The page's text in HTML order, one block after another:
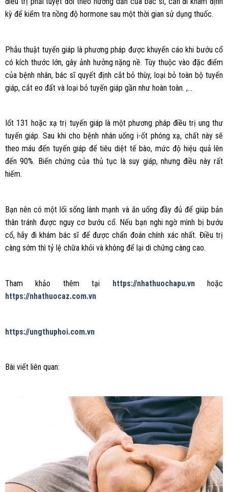
kỳ để kiểm tra nồng độ hormone sau một thời gian sử dụng thuốc.
Phẫu thuật tuyến giáp là phương pháp được khuyến cáo khi bướu cổ
có kích thước lớn, gây ảnh hưởng nặng nề. Tùy thuộc vào đặc điểm
của bệnh nhân, bác sĩ quyết định cắt bỏ thùy, loại bỏ toàn bộ tuyến
giáp, cắt eo đất và loại bỏ tuyến giáp gần như hoàn toàn. ,…
Iốt 131 hoặc xạ trị tuyến giáp là một phương pháp điều trị ung thư
tuyến giáp. Sau khi cho bệnh nhân uống i-ốt phóng xạ, chất này sẽ
theo máu đến tuyến giáp để tiêu diệt tế bào, mức độ hiệu quả lên
đến 90%. Biến chứng của thủ tục là suy giáp, nhưng điều này rất
hiếm.
Bạn nên có một lối sống lành mạnh và ăn uống đầy đủ để giúp bản
thân tránh được nguy cơ bướu cổ. Nếu bạn nghi ngờ mình bị bướu
cổ, hãy đi khám bác sĩ để được chẩn đoán chính xác nhất. Điều trị
càng sớm thì tỷ lệ chữa khỏi và không để lại di chứng càng cao.
Tham khảo thêm tại https://nhathuochapu.vnhoặc
https://nhathuocaz.com.vn
https://ungthuphoi.com.vn
Bài viết liên quan: